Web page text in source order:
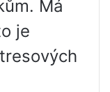
Má
je